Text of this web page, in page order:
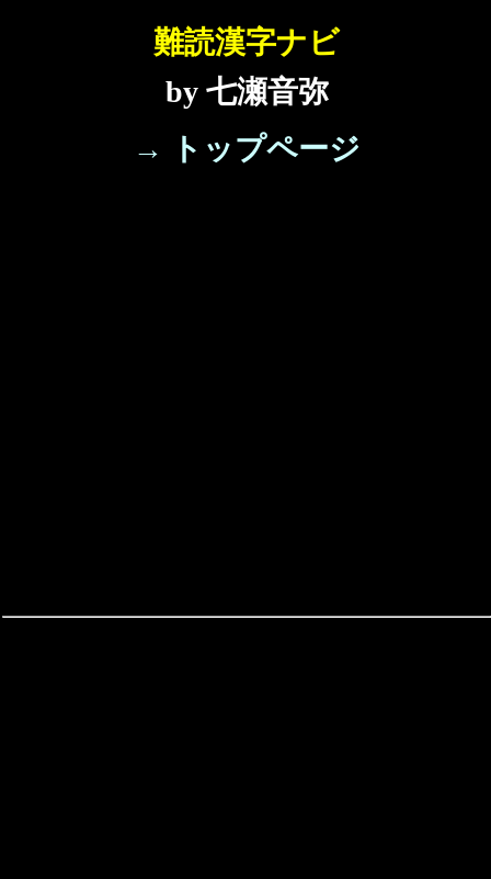
難読漢字ナビ
by 七瀬音弥
→ トップページ